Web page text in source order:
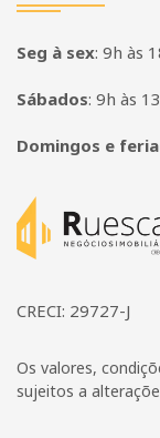
Seg à sex: 9h às
Sábados: 9h às
Domingos e
Página inicial
CRECI: 29727-J
Os valores,
sujeitos a